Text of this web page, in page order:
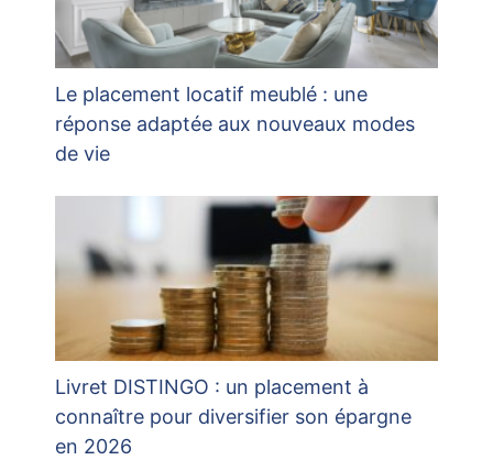
Le placement locatif meublé : une
réponse adaptée aux nouveaux modes
de vie
Livret DISTINGO : un placement à
connaître pour diversifier son épargne
en 2026